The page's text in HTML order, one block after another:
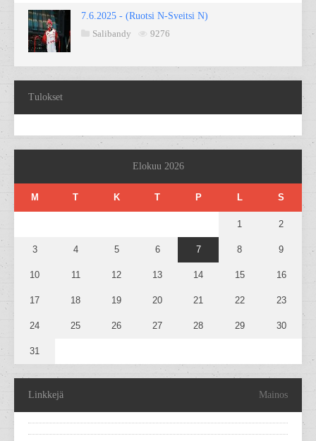
7.6.2025 - (Ruotsi N-Sveitsi N)
Salibandy
9276
Tulokset
Elokuu 2026
M T K T P L S
1 2
3 4 5 6 7 8 9
10 11 12 13 14 15 16
17 18 19 20 21 22 23
24 25 26 27 28 29 30
31
Linkkejä Mainos